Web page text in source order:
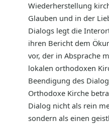
Wiederherstellung
Glauben und in der
Dialogs legt die
ihren Bericht dem
vor, der in Absprache
lokalen orthodoxen
Beendigung des
Orthodoxe Kirche
Dialog nicht als rein
sondern als einen